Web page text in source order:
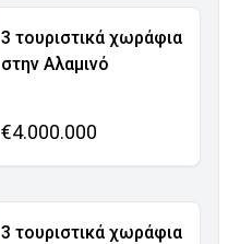
3 τουριστικά χωράφια
στην Αλαμινό
€4.000.000
3 τουριστικά χωράφια